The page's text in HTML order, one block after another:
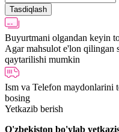
Tasdiqlash
Buyurtmani olgandan keyin
Agar mahsulot e'lon qilingan
qaytarilishi mumkin
Ism va Telefon maydonlarini
bosing
Yetkazib berish
O'zbekiston bo'ylab